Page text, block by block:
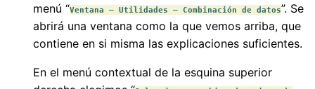
menú “Ventana – Utilidades – Combinación de datos”. Se
abrirá una ventana como la que vemos arriba, que
contiene en si misma las explicaciones suficientes.
En el menú contextual de la esquina superior